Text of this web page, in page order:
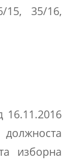
15, 35/16,
16.11.2016
изборна